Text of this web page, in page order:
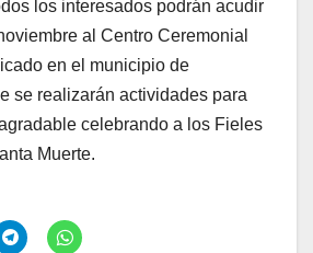
los interesados podrán acudir
al Centro Ceremonial
en el municipio de
se realizarán actividades para
celebrando a los Fieles
Muerte.